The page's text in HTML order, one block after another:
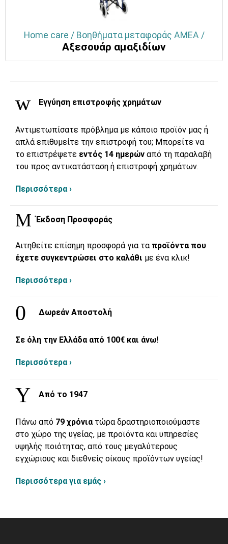
Home care / Βοηθήματα μεταφοράς ΑΜΕΑ /
Αξεσουάρ αμαξιδίων
Εγγύηση επιστροφής χρημάτων
Αντιμετωπίσατε πρόβλημα με κάποιο προϊόν μας ή
απλά επιθυμείτε την επιστροφή του; Μπορείτε να
το επιστρέψετε εντός 14 ημερών από τη παραλαβή
του προς αντικατάσταση ή επιστροφή χρημάτων.
Περισσότερα ›
Έκδοση Προσφοράς
Αιτηθείτε επίσημη προσφορά για τα προϊόντα που
έχετε συγκεντρώσει στο καλάθι με ένα κλικ!
Περισσότερα ›
Δωρεάν Αποστολή
Σε όλη την Ελλάδα από 100€ και άνω!
Περισσότερα ›
Από το 1947
Πάνω από 79 χρόνια τώρα δραστηριοποιούμαστε
στο χώρο της υγείας, με προϊόντα και υπηρεσίες
υψηλής ποιότητας, από τους μεγαλύτερους
εγχώριους και διεθνείς οίκους προϊόντων υγείας!
Περισσότερα για εμάς ›